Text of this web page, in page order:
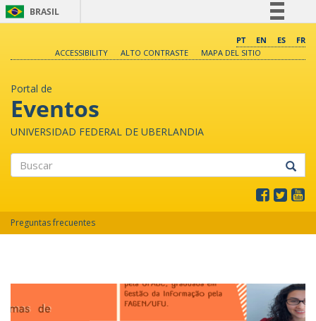
BRASIL
Comunica BR
PT EN ES
FR
ACCESSIBILITY
ALTO CONTRASTE MAPA DEL SITIO
Portal de
Eventos
UNIVERSIDAD FEDERAL DE UBERLANDIA
Preguntas frecuentes